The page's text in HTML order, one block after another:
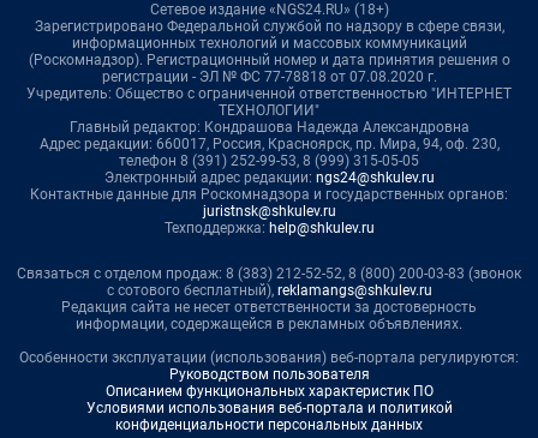
Сетевое издание «NGS24.RU» (18+)
Зарегистрировано Федеральной службой по надзору в сфере связи,
информационных технологий и массовых коммуникаций
(Роскомнадзор). Регистрационный номер и дата принятия решения о
регистрации - ЭЛ № ФС 77-78818 от 07.08.2020 г.
Учредитель: Общество с ограниченной ответственностью "ИНТЕРНЕТ
ТЕХНОЛОГИИ"
Главный редактор: Кондрашова Надежда Александровна
Адрес редакции: 660017, Россия, Красноярск, пр. Мира, 94, оф. 230,
телефон 8 (391) 252-99-53, 8 (999) 315-05-05
Электронный адрес редакции: ngs24@shkulev.ru
Контактные данные для Роскомнадзора и государственных органов:
juristnsk@shkulev.ru
Техподдержка: help@shkulev.ru
Связаться с отделом продаж: 8 (383) 212-52-52, 8 (800) 200-03-83 (звонок
с сотового бесплатный), reklamangs@shkulev.ru
Редакция сайта не несет ответственности за достоверность
информации, содержащейся в рекламных объявлениях.
Особенности эксплуатации (использования) веб-портала регулируются:
Руководством пользователя
Описанием функциональных характеристик ПО
Условиями использования веб-портала и политикой
конфиденциальности персональных данных